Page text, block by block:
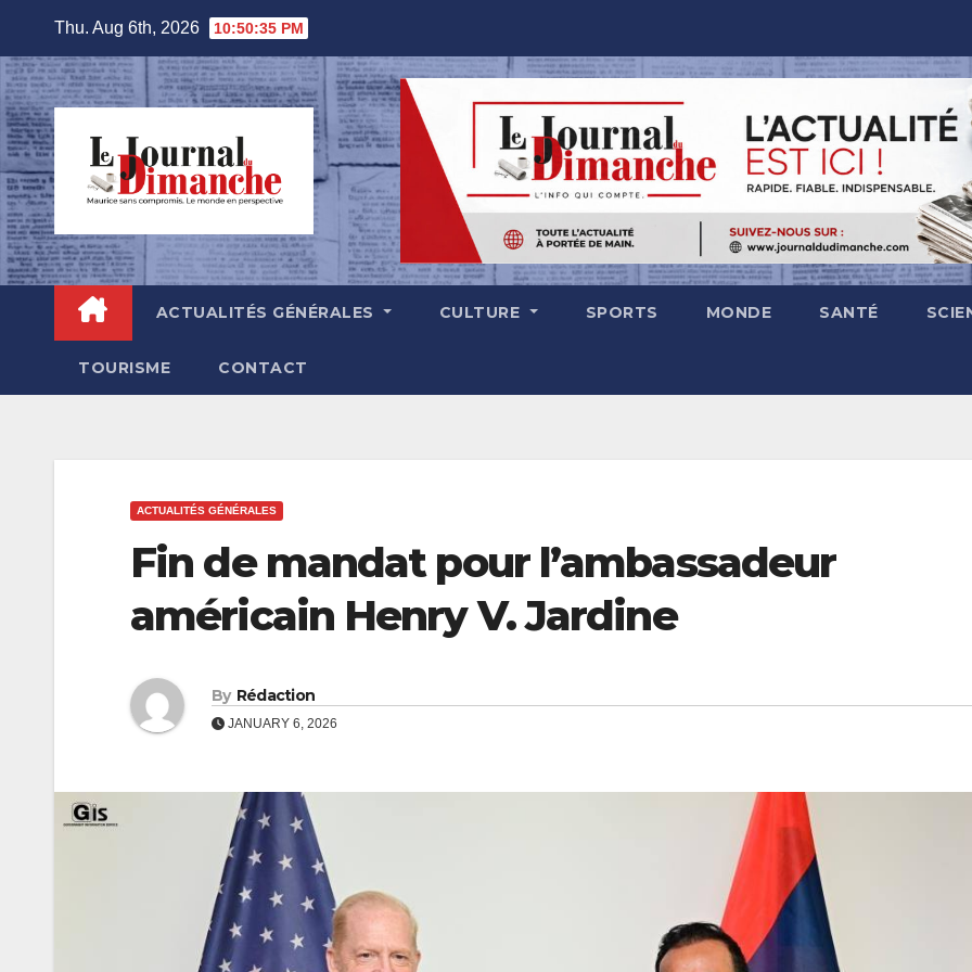
content
Thu. Aug 6th, 2026 10:50:37 PM
ACTUALITÉS GÉNÉRALES CULTURE SPORTS MONDE SANTÉ
TOURISME CONTACT
ACTUALITÉS GÉNÉRALES
Fin de mandat pour l’ambassadeur
américain Henry V. Jardine
By Rédaction
JANUARY 6, 2026
ECONOMIE
Coopération
Pétrole, billets